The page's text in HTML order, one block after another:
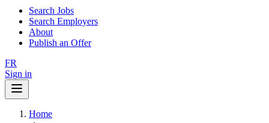
Search Jobs
Search Employers
About
Publish an Offer
FR
Sign in
Home